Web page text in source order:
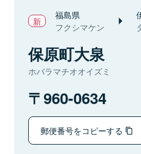
福島県
フクシマケン
保原町大泉
ホバラマチオオイズミ
960-0634
郵便番号をコピーする